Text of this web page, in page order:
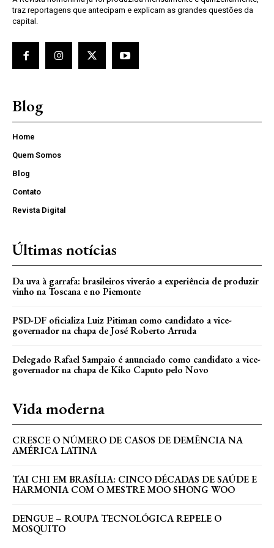
traz reportagens que antecipam e explicam as grandes questões da
capital.
Blog
Home
Quem Somos
Blog
Contato
Revista Digital
Últimas notícias
Da uva à garrafa: brasileiros viverão a experiência de produzir
vinho na Toscana e no Piemonte
PSD-DF oficializa Luiz Pitiman como candidato a vice-
governador na chapa de José Roberto Arruda
Delegado Rafael Sampaio é anunciado como candidato a vice-
governador na chapa de Kiko Caputo pelo Novo
Vida moderna
CRESCE O NÚMERO DE CASOS DE DEMÊNCIA NA
AMÉRICA LATINA
TAI CHI EM BRASÍLIA: CINCO DÉCADAS DE SAÚDE E
HARMONIA COM O MESTRE MOO SHONG WOO
DENGUE – ROUPA TECNOLÓGICA REPELE O
MOSQUITO